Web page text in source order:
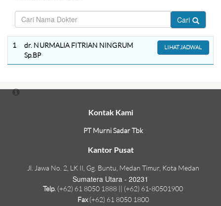
Cari
1
dr. NURMALIA FITRIAN NINGRUM
Sp.BP
LIHAT JADWAL
Kontak Kami
PT Murni Sadar Tbk
Kantor Pusat
Jl. Jawa No. 2, LK II, Gg. Buntu, Medan Timur, Kota Medan
Sumatera Utara - 20231
Telp. (+62) 61 8050 1888 || (+62) 61-80501900
Fax(+62) 61 8050 1800